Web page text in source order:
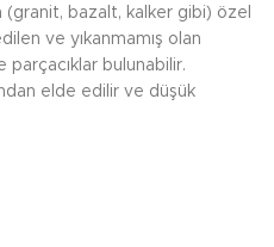
(granit, bazalt, kalker gibi) özel
ve yıkanmamış olan
bulunabilir.
elde edilir ve düşük